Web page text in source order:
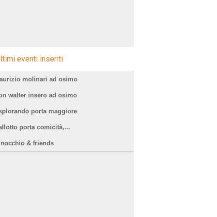
eventi inseriti
molinari ad osimo
walter insero ad osimo
porta maggiore
porta comicità,...
& friends